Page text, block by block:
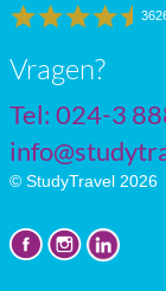
Vragen?
Tel: 024-3
© StudyTravel 2026